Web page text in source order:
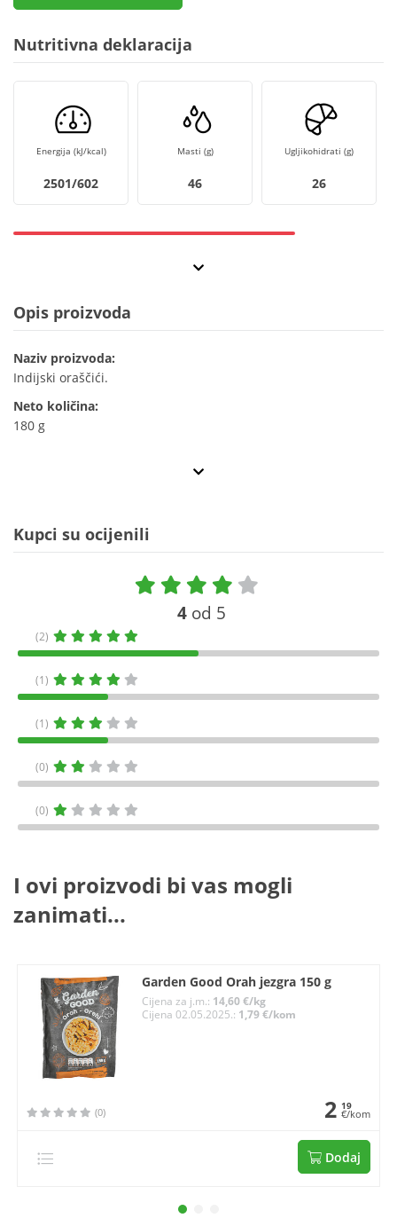
Nutritivna deklaracija
Energija (kJ/kcal)
2501/602
Masti (g)
46
Ugljikohidrati (g)
26
Opis proizvoda
Naziv proizvoda:
Indijski oraščići.
Neto količina:
180 g
Kupci su ocijenili
4 od 5
(2)
(1)
(1)
(0)
(0)
I ovi proizvodi bi vas mogli
zanimati...
Garden Good Orah jezgra 150 g
Cijena za j.m.: 14,60 €/kg
Cijena 02.05.2025.: 1,79 €/kom
(0) 2 19
€/kom
Dodaj